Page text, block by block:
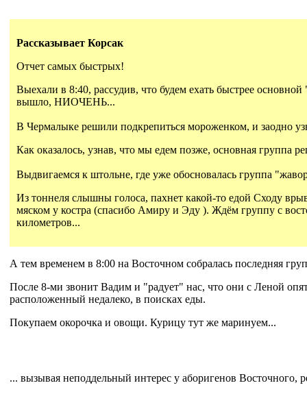
Рассказывает Корсак
Отчет самых быстрых!
Выехали в 8:40, рассудив, что будем ехать быстрее
вышло, НИОЧЕНЬ...
В Чермалыке решили подкрепиться мороженком, и заодно
Как оказалось, узнав, что мы едем позже, основная группа
Выдвигаемся к штольне, где уже обосновалась группа
Из тоннеля слышны голоса, пахнет какой-то едой Сходу
мяском у костра (спасибо Амиру и Эду ). Ждём группу с
километров...
А тем временем в 8:00 на Восточном собралась последняя
После 8-ми звонит Вадим и "радует" нас, что они с Леной
расположенный недалеко, в поисках еды.
Покупаем окорочка и овощи. Курицу тут же маринуем...
... вызывая неподдельный интерес у аборигенов Восточного,